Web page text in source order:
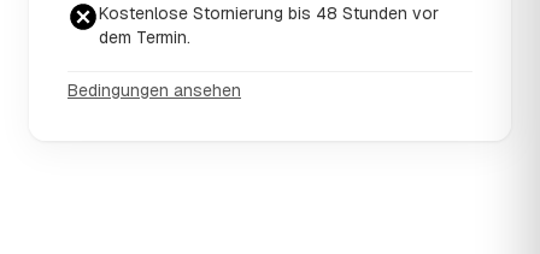
Kostenlose Stornierung bis 48 Stunden vor
dem Termin.
Bedingungen ansehen